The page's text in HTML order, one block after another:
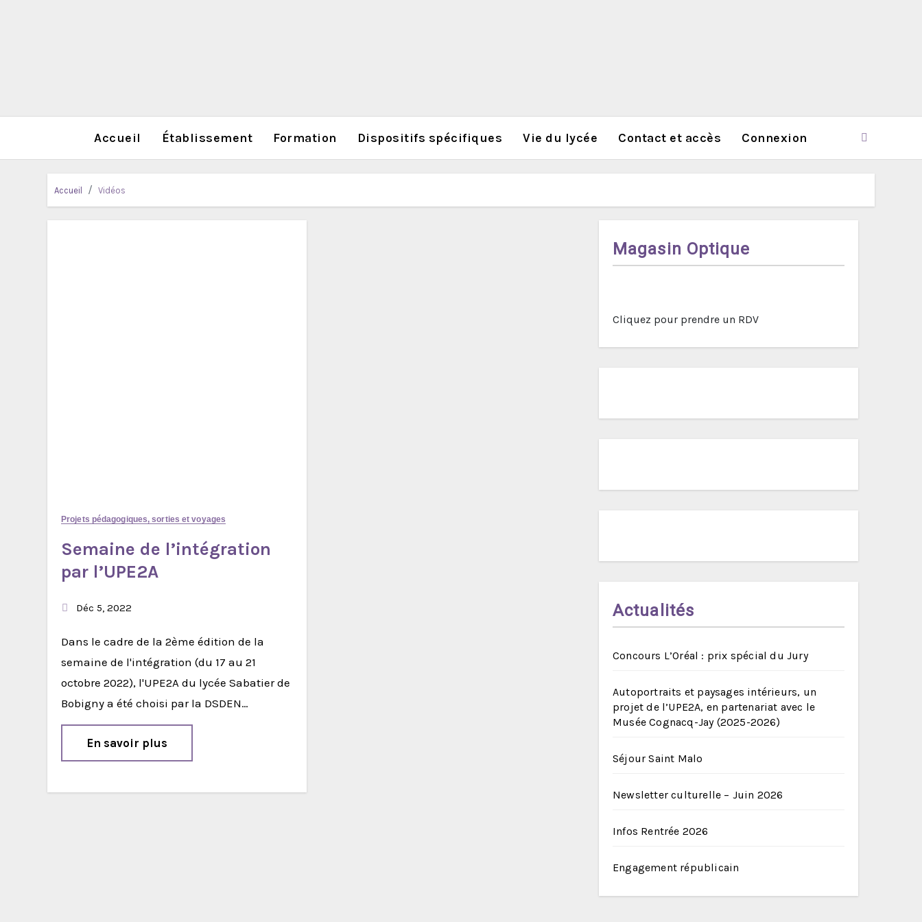
Accueil Établissement Formation Dispositifs spécifiques Vie du lycée Contact et accès Connexion
Accueil Vidéos
Projets pédagogiques, sorties et voyages
Semaine de l’intégration
par l’UPE2A
Déc 5, 2022
Dans le cadre de la 2ème édition de la
semaine de l'intégration (du 17 au 21
octobre 2022), l'UPE2A du lycée Sabatier de
Bobigny a été choisi par la DSDEN…
En savoir plus
Magasin Optique
Cliquez pour prendre un RDV
Actualités
Concours L’Oréal : prix spécial du Jury
Autoportraits et paysages intérieurs, un
projet de l’UPE2A, en partenariat avec le
Musée Cognacq-Jay (2025-2026)
Séjour Saint Malo
Newsletter culturelle – Juin 2026
Infos Rentrée 2026
Engagement républicain